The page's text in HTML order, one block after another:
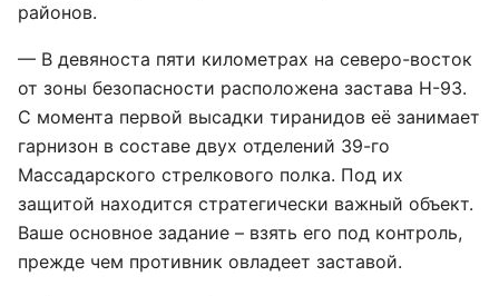
районов.
— В девяноста пяти километрах на северо-восток
от зоны безопасности расположена застава Н-93.
С момента первой высадки тиранидов её занимает
гарнизон в составе двух отделений 39-го
Массадарского стрелкового полка. Под их
защитой находится стратегически важный объект.
Ваше основное задание – взять его под контроль,
прежде чем противник овладеет заставой.